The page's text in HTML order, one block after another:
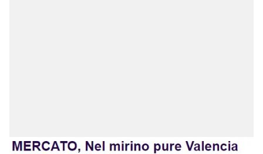
için Ayarlar butonuna tıklayabilir,Çerez Bilgilendirme